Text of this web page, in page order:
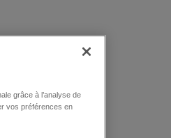
grâce à l’analyse de
vos préférences en